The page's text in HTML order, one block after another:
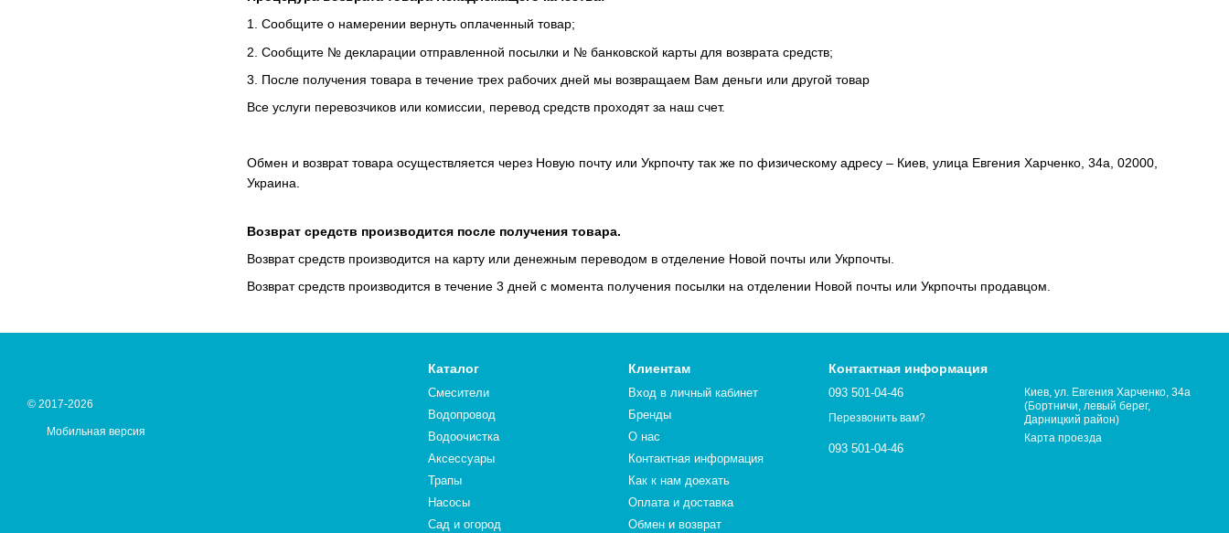
1. Сообщите о намерении вернуть оплаченный товар;
2. Сообщите № декларации отправленной посылки и № банковской карты для возврата средств;
3. После получения товара в течение трех рабочих дней мы возвращаем Вам деньги или другой товар
Все услуги перевозчиков или комиссии, перевод средств проходят за наш счет.
Обмен и возврат товара осуществляется через Новую почту или Укрпочту так же по физическому адресу – Киев, улица Евгения Харченко, 34а, 02000,
Украина.
Возврат средств производится после получения товара.
Возврат средств производится на карту или денежным переводом в отделение Новой почты или Укрпочты.
Возврат средств производится в течение 3 дней с момента получения посылки на отделении Новой почты или Укрпочты продавцом.
© 2017-2026
Мобильная версия
Каталог
Смесители
Водопровод
Водоочистка
Аксессуары
Трапы
Насосы
Сад и огород
Клиентам
Вход в личный кабинет
Бренды
О нас
Контактная информация
Как к нам доехать
Оплата и доставка
Обмен и возврат
Контактная информация
093 501-04-46
Перезвонить вам?
093 501-04-46
Киев, ул. Евгения Харченко, 34а
(Бортничи, левый берег,
Дарницкий район)
Карта проезда